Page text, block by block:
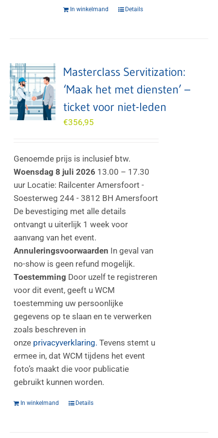
In winkelmand Details
Masterclass Servitization:
‘Maak het met diensten’ –
ticket voor niet-leden
€356,95
Genoemde prijs is inclusief btw.
Woensdag 8 juli 2026 13.00 – 17.30
uur Locatie: Railcenter Amersfoort -
Soesterweg 244 - 3812 BH Amersfoort
De bevestiging met alle details
ontvangt u uiterlijk 1 week voor
aanvang van het event.
Annuleringsvoorwaarden In geval van
no-show is geen refund mogelijk.
Toestemming Door uzelf te registreren
voor dit event, geeft u WCM
toestemming uw persoonlijke
gegevens op te slaan en te verwerken
zoals beschreven in
onze privacyverklaring. Tevens stemt u
ermee in, dat WCM tijdens het event
foto’s maakt die voor publicatie
gebruikt kunnen worden.
In winkelmand Details